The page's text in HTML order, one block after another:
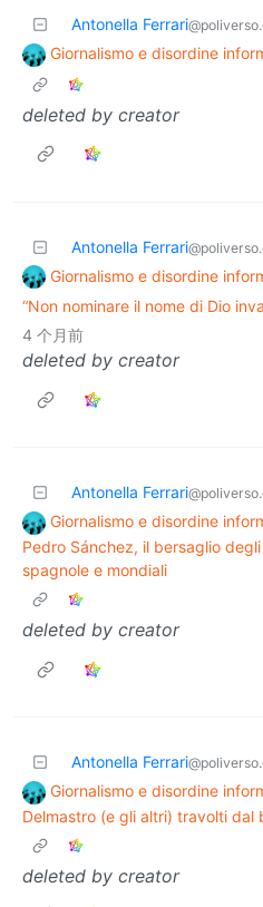
Antonella Ferrari
Giornalismo e disordine
deleted by creator
Antonella Ferrari
Giornalismo e disordine
“Non nominare il nome di Dio
4 个月前
deleted by creator
Antonella Ferrari
Giornalismo e disordine
Pedro Sánchez, il bersaglio
spagnole e mondiali
deleted by creator
Antonella Ferrari
Giornalismo e disordine
Delmastro (e gli altri) travolti dal
deleted by creator